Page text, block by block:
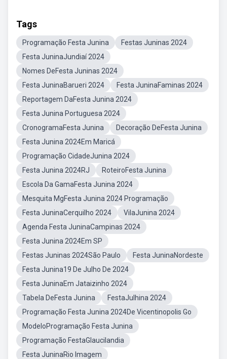
Tags
Programação Festa Junina
Festas Juninas 2024
Festa JuninaJundiaí 2024
Nomes DeFesta Juninas 2024
Festa JuninaBarueri 2024
Festa JuninaFaminas 2024
Reportagem DaFesta Junina 2024
Festa Junina Portuguesa 2024
CronogramaFesta Junina
Decoração DeFesta Junina
Festa Junina 2024Em Maricá
Programação CidadeJunina 2024
Festa Junina 2024RJ
RoteiroFesta Junina
Escola Da GamaFesta Junina 2024
Mesquita MgFesta Junina 2024 Programação
Festa JuninaCerquilho 2024
VilaJunina 2024
Agenda Festa JuninaCampinas 2024
Festa Junina 2024Em SP
Festas Juninas 2024São Paulo
Festa JuninaNordeste
Festa Junina19 De Julho De 2024
Festa JuninaEm Jataizinho 2024
Tabela DeFesta Junina
FestaJulhina 2024
Programação Festa Junina 2024De Vicentinopolis Go
ModeloProgramação Festa Junina
Programação FestaGlaucilandia
Festa JuninaRio Imagem